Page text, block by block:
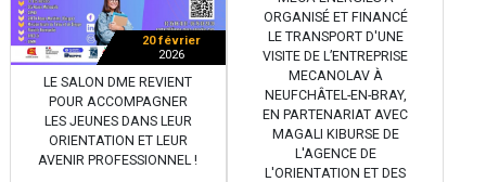
20 février
2026
LE SALON DME REVIENT
POUR ACCOMPAGNER
LES JEUNES DANS LEUR
ORIENTATION ET LEUR
AVENIR PROFESSIONNEL !
ORGANISÉ ET FINANCÉ
LE TRANSPORT D'UNE
VISITE DE L’ENTREPRISE
MECANOLAV À
NEUFCHÂTEL-EN-BRAY,
EN PARTENARIAT AVEC
MAGALI KIBURSE DE
L'AGENCE DE
L'ORIENTATION ET DES